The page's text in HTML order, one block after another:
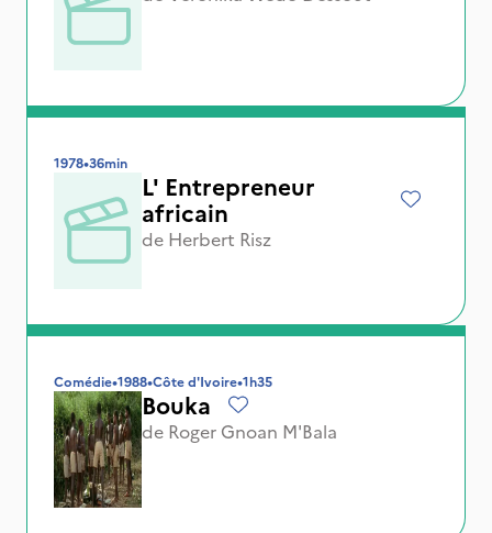
1978•36min
L' Entrepreneur
africain
de Herbert Risz
Comédie•1988•Côte d'Ivoire•1h35
Bouka
de Roger Gnoan M'Bala